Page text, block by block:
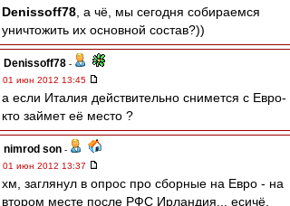
Denissoff78 , а чё, мы сегодня собираемся
уничтожить их основной состав?))
Denissoff78 -
01 июн 2012 13:45
а если Италия действительно снимется с Евро-
кто займет её место ?
nimrod son -
01 июн 2012 13:37
хм, заглянул в опрос про сборные на Евро - на
втором месте после РФС Ирландия... есичё,